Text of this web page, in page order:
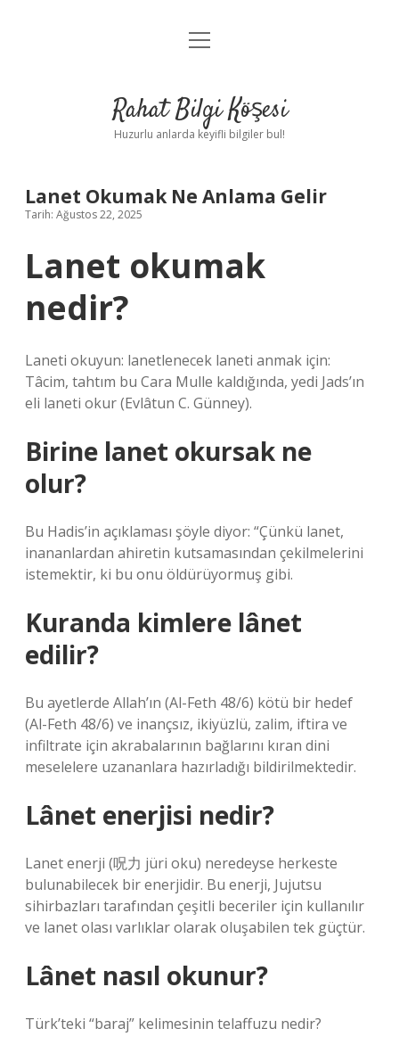
Anasayfa
Yasal Uyarı
menüyü
Rahat Bilgi Köşesi
Huzurlu anlarda keyifli bilgiler bul!
Lanet Okumak Ne Anlama Gelir
Tarih: Ağustos 22, 2025
Lanet okumak
nedir?
Laneti okuyun: lanetlenecek laneti anmak için:
Tâcim, tahtım bu Cara Mulle kaldığında, yedi Jads’ın
eli laneti okur (Evlâtun C. Günney).
Birine lanet okursak ne
olur?
Bu Hadis’in açıklaması şöyle diyor: “Çünkü lanet,
inananlardan ahiretin kutsamasından çekilmelerini
istemektir, ki bu onu öldürüyormuş gibi.
Kuranda kimlere lânet
edilir?
Bu ayetlerde Allah’ın (Al-Feth 48/6) kötü bir hedef
(Al-Feth 48/6) ve inançsız, ikiyüzlü, zalim, iftira ve
infiltrate için akrabalarının bağlarını kıran dini
meselelere uzananlara hazırladığı bildirilmektedir.
Lânet enerjisi nedir?
Lanet enerji (呪力 jüri oku) neredeyse herkeste
bulunabilecek bir enerjidir. Bu enerji, Jujutsu
sihirbazları tarafından çeşitli beceriler için kullanılır
ve lanet olası varlıklar olarak oluşabilen tek güçtür.
Lânet nasıl okunur?
Türk’teki “baraj” kelimesinin telaffuzu nedir?